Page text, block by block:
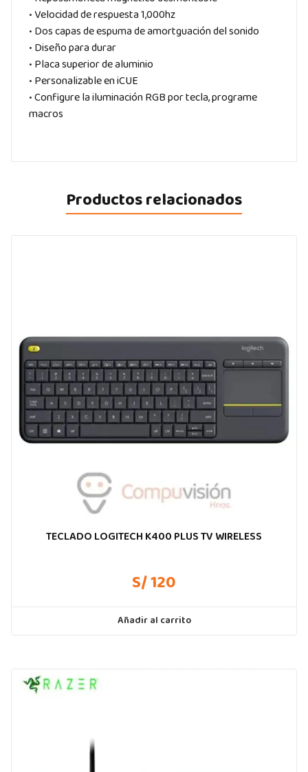
• Velocidad de respuesta 1,000hz
• Dos capas de espuma de amortguación del sonido
• Diseño para durar
• Placa superior de aluminio
• Personalizable en iCUE
• Configure la iluminación RGB por tecla, programe
macros
Productos relacionados
TECLADO LOGITECH K400 PLUS TV WIRELESS
S/ 120
Añadir al carrito